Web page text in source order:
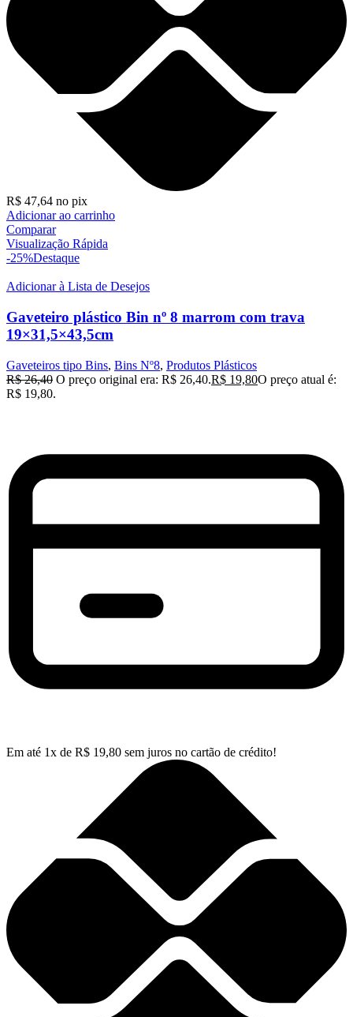
R$ 47,64 no pix
Adicionar ao carrinho
Comparar
Visualização Rápida
-25%Destaque
Adicionar à Lista de Desejos
Gaveteiro plástico Bin nº 8 marrom com trava
19×31,5×43,5cm
Gaveteiros tipo Bins, Bins Nº8, Produtos Plásticos
R$26,40 O preço original era: R$ 26,40.R$ 19,80O preço atual é:
R$ 19,80.
Em até 1x de R$ 19,80 sem juros no cartão de crédito!